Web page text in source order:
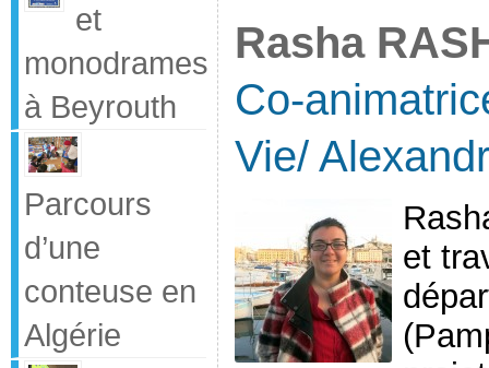
et
monodrames
à Beyrouth
Parcours
d’une
conteuse en
Algérie
Rasha
Co-
Vie/
et